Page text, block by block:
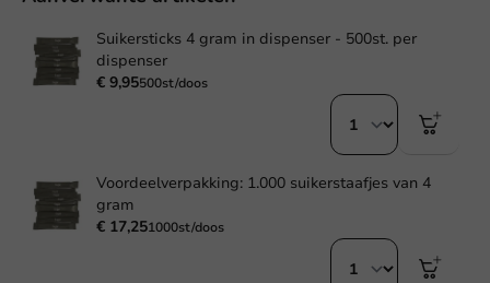
Suikersticks 4 gram in dispenser - 500st. per
dispenser
€ 9,95500st/doos
Voordeelverpakking: 1.000 suikerstaafjes van 4
gram
€ 17,251000st/doos